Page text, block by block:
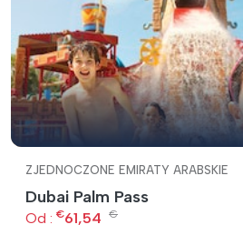
ZJEDNOCZONE EMIRATY ARABSKIE
Dubai Palm Pass
Od : €61,54 €